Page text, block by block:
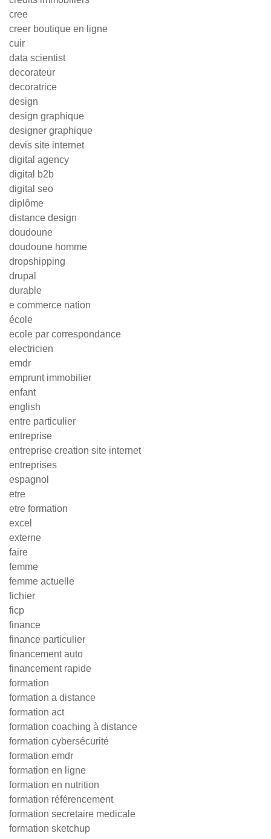
cree
creer boutique en ligne
cuir
data scientist
decorateur
decoratrice
design
design graphique
designer graphique
devis site internet
digital agency
digital b2b
digital seo
diplôme
distance design
doudoune
doudoune homme
dropshipping
drupal
durable
e commerce nation
école
ecole par correspondance
electricien
emdr
emprunt immobilier
enfant
english
entre particulier
entreprise
entreprise creation site internet
entreprises
espagnol
etre
etre formation
excel
externe
faire
femme
femme actuelle
fichier
ficp
finance
finance particulier
financement auto
financement rapide
formation
formation a distance
formation act
formation coaching à distance
formation cybersécurité
formation emdr
formation en ligne
formation en nutrition
formation référencement
formation secretaire medicale
formation sketchup